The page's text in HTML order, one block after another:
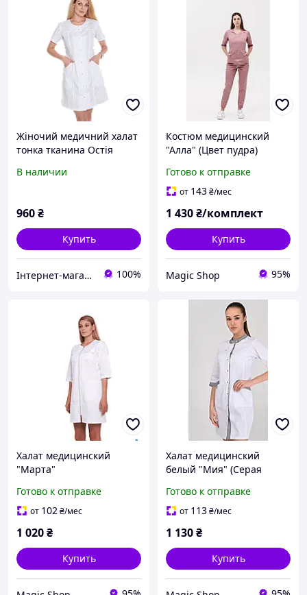
Жіночий медичний халат
тонка тканина Остія
В наличии
960₴
Купить
Інтернет-магазин медичного одягу "Hellen" 100%
Костюм медицинский
"Алла" (Цвет пудра)
Готово к отправке
от 143₴/мес
1 430₴/комплект
Купить
Magic Shop 95%
Халат медицинский
"Марта"
Готово к отправке
от 102₴/мес
1 020₴
Купить
Халат медицинский
белый "Мия" (Серая
Готово к отправке
от 113₴/мес
1 130₴
Купить